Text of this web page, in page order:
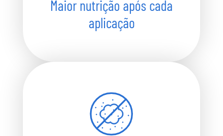
Maior nutrição após cada
aplicação